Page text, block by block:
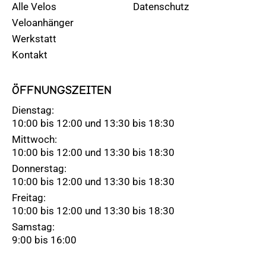
Alle Velos
Veloanhänger
Werkstatt
Kontakt
Datenschutz
ÖFFNUNGSZEITEN
Dienstag:
10:00 bis 12:00 und 13:30 bis 18:30
Mittwoch:
10:00 bis 12:00 und 13:30 bis 18:30
Donnerstag:
10:00 bis 12:00 und 13:30 bis 18:30
Freitag:
10:00 bis 12:00 und 13:30 bis 18:30
Samstag:
9:00 bis 16:00